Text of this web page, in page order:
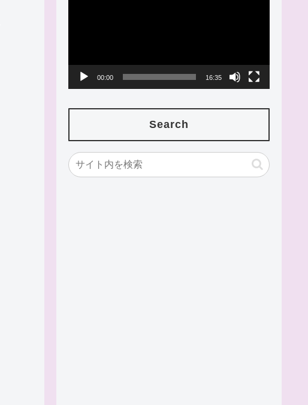
00:00 16:35
Search